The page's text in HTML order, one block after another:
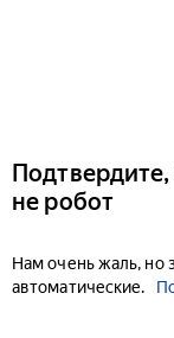
не робот
Нам очень жаль, но
автоматические.